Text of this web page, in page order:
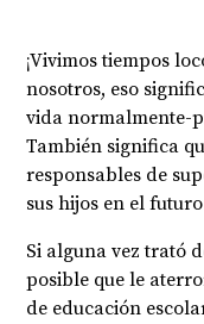
¡Vivimos tiempos
nosotros, eso
vida normalmente-
También significa
responsables de
sus hijos en el
Si alguna vez trató
posible que le
de educación